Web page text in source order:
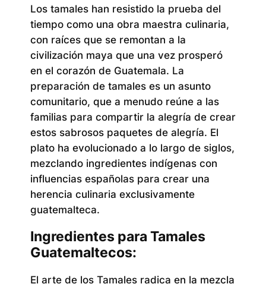
Los tamales han resistido la prueba del
tiempo como una obra maestra culinaria,
con raíces que se remontan a la
civilización maya que una vez prosperó
en el corazón de Guatemala. La
preparación de tamales es un asunto
comunitario, que a menudo reúne a las
familias para compartir la alegría de crear
estos sabrosos paquetes de alegría. El
plato ha evolucionado a lo largo de siglos,
mezclando ingredientes indígenas con
influencias españolas para crear una
herencia culinaria exclusivamente
guatemalteca.
Ingredientes para Tamales
Guatemaltecos:
El arte de los Tamales radica en la mezcla